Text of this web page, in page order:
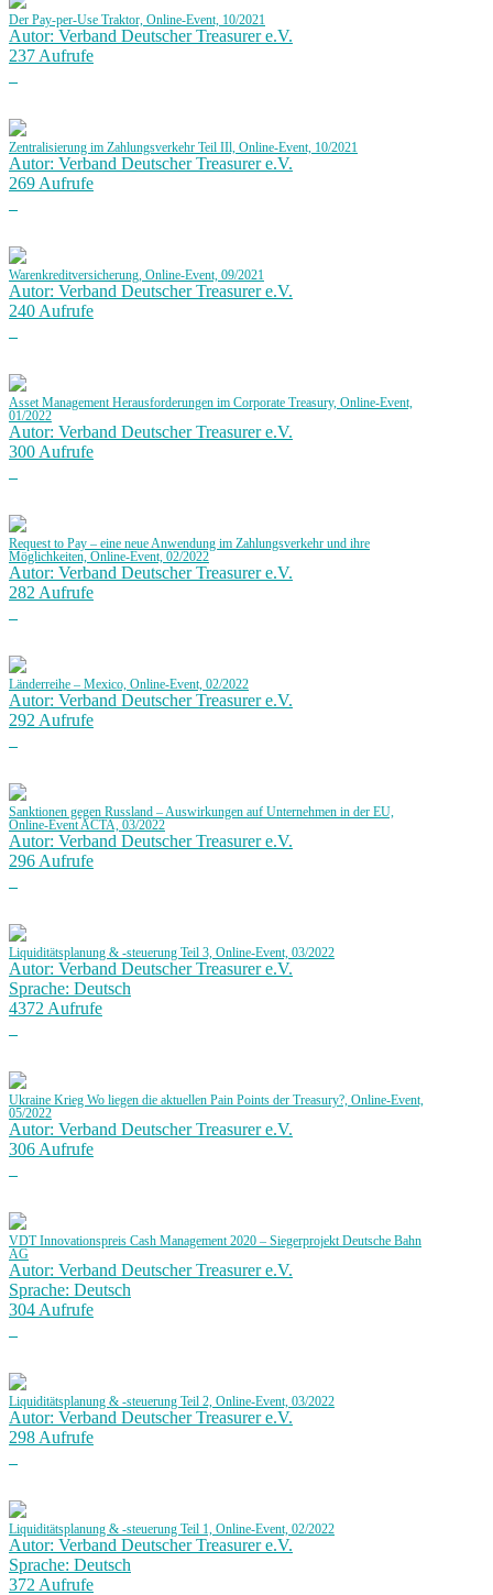
Der Pay-per-Use Traktor, Online-Event, 10/2021
Autor: Verband Deutscher Treasurer e.V.
237 Aufrufe
Zentralisierung im Zahlungsverkehr Teil IIl, Online-Event, 10/2021
Autor: Verband Deutscher Treasurer e.V.
269 Aufrufe
Warenkreditversicherung, Online-Event, 09/2021
Autor: Verband Deutscher Treasurer e.V.
240 Aufrufe
Asset Management Herausforderungen im Corporate Treasury, Online-Event,
01/2022
Autor: Verband Deutscher Treasurer e.V.
300 Aufrufe
Request to Pay – eine neue Anwendung im Zahlungsverkehr und ihre
Möglichkeiten, Online-Event, 02/2022
Autor: Verband Deutscher Treasurer e.V.
282 Aufrufe
Länderreihe – Mexico, Online-Event, 02/2022
Autor: Verband Deutscher Treasurer e.V.
292 Aufrufe
Sanktionen gegen Russland – Auswirkungen auf Unternehmen in der EU,
Online-Event ACTA, 03/2022
Autor: Verband Deutscher Treasurer e.V.
296 Aufrufe
Liquiditätsplanung & -steuerung Teil 3, Online-Event, 03/2022
Autor: Verband Deutscher Treasurer e.V.
Sprache: Deutsch
4372 Aufrufe
Ukraine Krieg Wo liegen die aktuellen Pain Points der Treasury?, Online-Event,
05/2022
Autor: Verband Deutscher Treasurer e.V.
306 Aufrufe
VDT Innovationspreis Cash Management 2020 – Siegerprojekt Deutsche Bahn
AG
Autor: Verband Deutscher Treasurer e.V.
Sprache: Deutsch
304 Aufrufe
Liquiditätsplanung & -steuerung Teil 2, Online-Event, 03/2022
Autor: Verband Deutscher Treasurer e.V.
298 Aufrufe
Liquiditätsplanung & -steuerung Teil 1, Online-Event, 02/2022
Autor: Verband Deutscher Treasurer e.V.
Sprache: Deutsch
372 Aufrufe